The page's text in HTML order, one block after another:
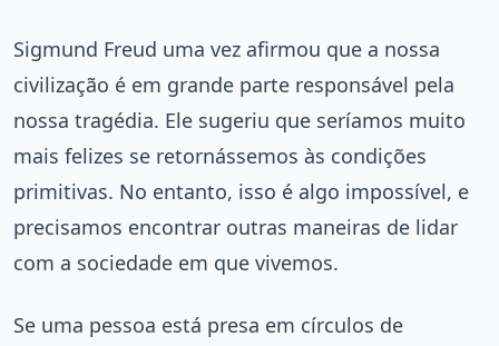
Sigmund Freud uma vez afirmou que a nossa
civilização é em grande parte responsável pela
nossa tragédia. Ele sugeriu que seríamos muito
mais felizes se retornássemos às condições
primitivas. No entanto, isso é algo impossível, e
precisamos encontrar outras maneiras de lidar
com a sociedade em que vivemos.
Se uma pessoa está presa em círculos de